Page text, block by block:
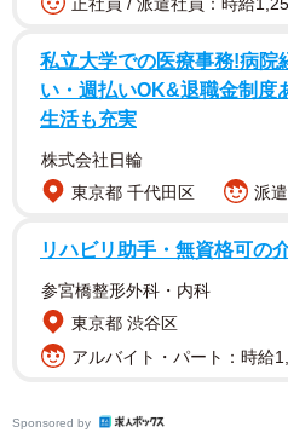
トに駆けつけた旧友、細川さ
SNSでは、「元気そうで何よ
敵」「縁は異なモノ味なモノ…
いろんな繋がりがあったりす
す」「この写真だいすき」「
私立大学での医療事務!病院
い・週払いOK&退職金制度
生活も充実
株式会社日輪
東京都 千代田区
派
リハビリ助手・無資格可の
参宮橋整形外科・内科
東京都 渋谷区
アルバイト・パート：時給
Sponsored by